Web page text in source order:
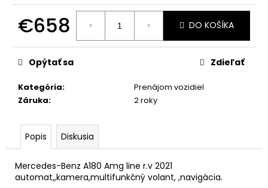
€658
cena:
DO KOŠÍKA
Kategória:
Prenájom vozidiel
Záruka: 2 roky
Opýtať sa Zdieľať
Popis Diskusia
Mercedes-Benz A180 Amg line r.v 2021
automat,,kamera,multifunkčný volant, ,navigácia.
O
p
o
ú
č
m